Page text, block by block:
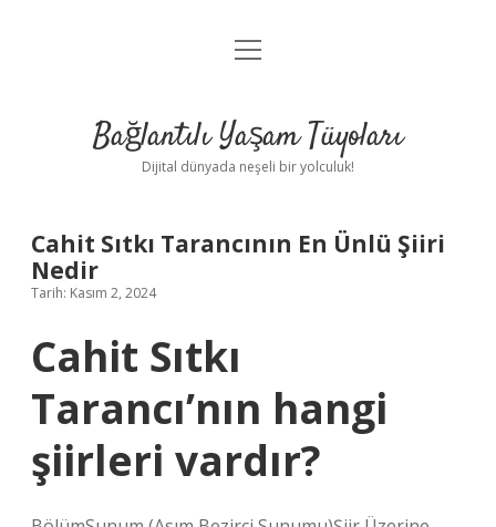
Anasayfa
Yasal Uyarı
menüyü
Bağlantılı Yaşam Tüyoları
Dijital dünyada neşeli bir yolculuk!
Cahit Sıtkı Tarancının En Ünlü Şiiri
Nedir
Tarih: Kasım 2, 2024
Cahit Sıtkı
Tarancı’nın hangi
şiirleri vardır?